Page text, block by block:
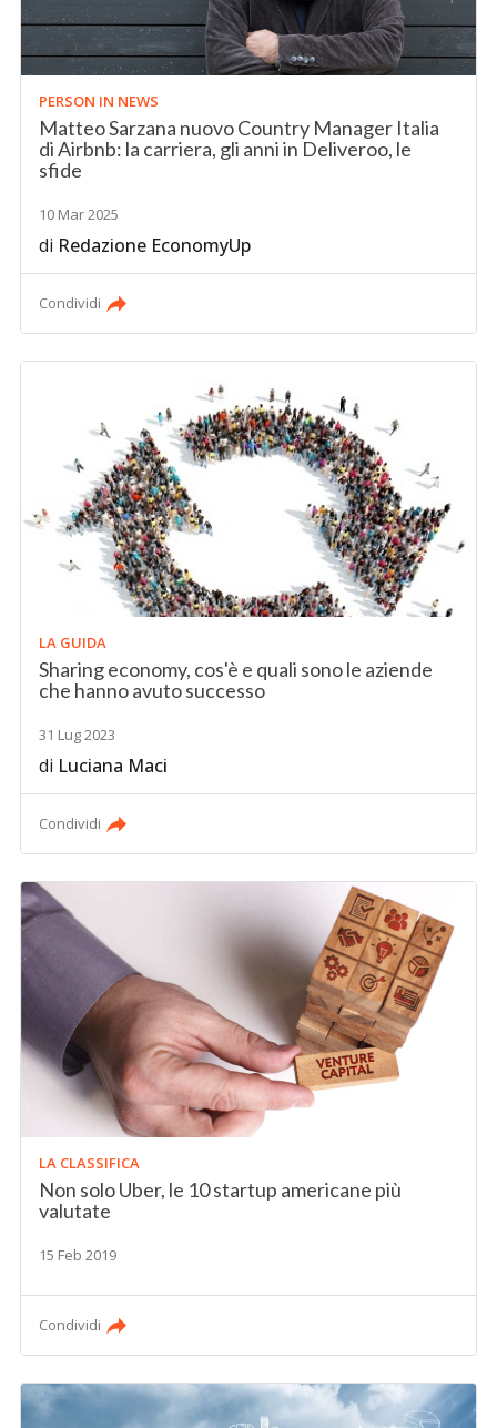
PERSON IN NEWS
Matteo Sarzana nuovo Country Manager Italia
di Airbnb: la carriera, gli anni in Deliveroo, le
sfide
10 Mar 2025
di Redazione EconomyUp
Condividi
LA GUIDA
Sharing economy, cos'è e quali sono le aziende
che hanno avuto successo
31 Lug 2023
di Luciana Maci
Condividi
LA CLASSIFICA
Non solo Uber, le 10 startup americane più
valutate
15 Feb 2019
Condividi